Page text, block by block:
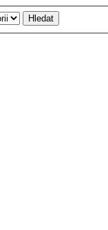
Hledat